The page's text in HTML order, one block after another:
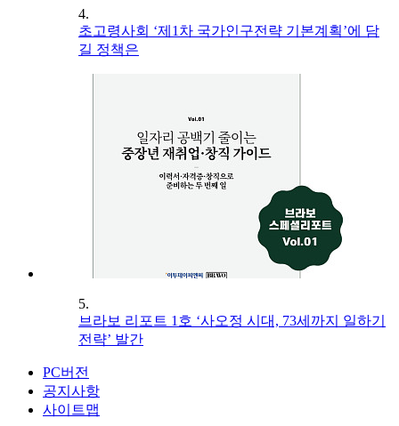
4.
초고령사회 ‘제1차 국가인구전략 기본계획’에 담
길 정책은
5.
브라보 리포트 1호 ‘사오정 시대, 73세까지 일하기
전략’ 발간
PC버전
공지사항
사이트맵